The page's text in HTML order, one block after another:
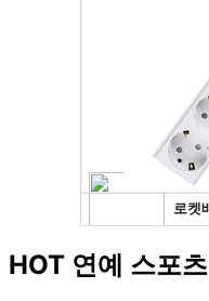
HOT 연예 스포츠